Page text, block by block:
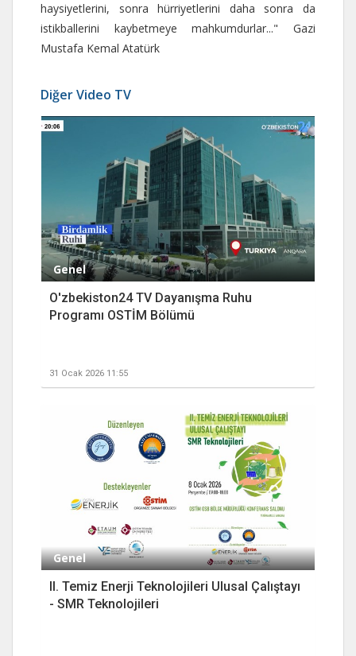
haysiyetlerini, sonra hürriyetlerini daha sonra da
istikballerini kaybetmeye mahkumdurlar..." Gazi
Mustafa Kemal Atatürk
Diğer Video TV
Genel
O'zbekiston24 TV Dayanışma Ruhu
Programı OSTİM Bölümü
31 Ocak 2026 11:55
Genel
II. Temiz Enerji Teknolojileri Ulusal Çalıştayı
- SMR Teknolojileri